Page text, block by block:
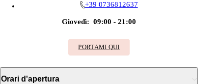
+39 0736812637
Giovedì: 09:00 - 21:00
PORTAMI QUI
Orari d'apertura